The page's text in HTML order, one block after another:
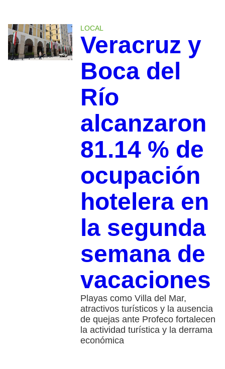
LOCAL
Veracruz y
Boca del
Río
alcanzaron
81.14 % de
ocupación
hotelera en
la segunda
semana de
vacaciones
Playas como Villa del Mar,
atractivos turísticos y la ausencia
de quejas ante Profeco fortalecen
la actividad turística y la derrama
económica